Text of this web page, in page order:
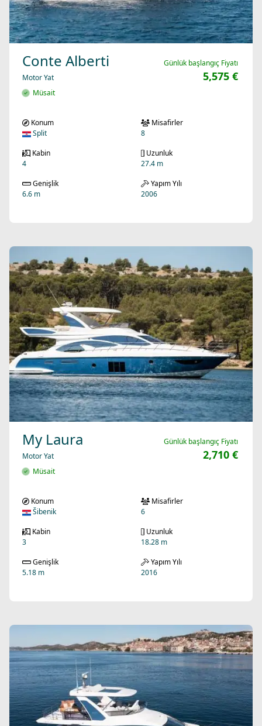
Conte Alberti
Motor Yat
Müsait
Günlük başlangıç Fiyatı
5,575 €
Konum
Split
Misafirler
8
Kabin
4
Uzunluk
27.4 m
Genişlik
6.6 m
Yapım Yılı
2006
My Laura
Motor Yat
Müsait
Günlük başlangıç Fiyatı
2,710 €
Konum
Šibenik
Misafirler
6
Kabin
3
Uzunluk
18.28 m
Genişlik
5.18 m
Yapım Yılı
2016